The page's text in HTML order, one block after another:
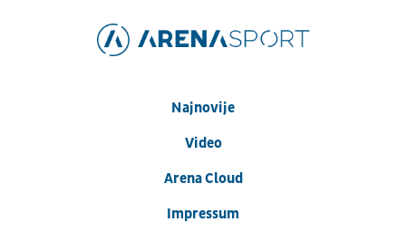
Najnovije
Video
Arena Cloud
Impressum